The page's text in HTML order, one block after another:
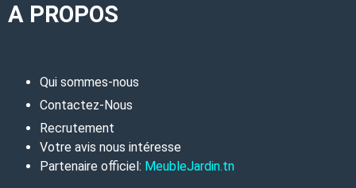
A PROPOS
Qui sommes-nous
Contactez-Nous
Recrutement
Votre avis nous intéresse
Partenaire officiel: MeubleJardin.tn